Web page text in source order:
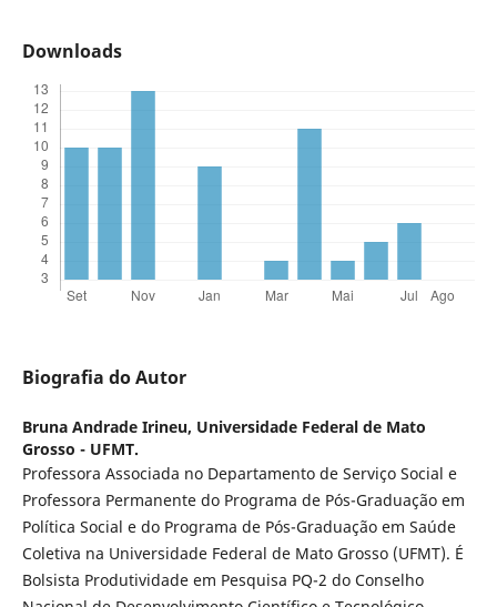
Downloads
Biografia do Autor
Bruna Andrade Irineu, Universidade Federal de Mato
Grosso - UFMT.
Professora Associada no Departamento de Serviço Social e
Professora Permanente do Programa de Pós-Graduação em
Política Social e do Programa de Pós-Graduação em Saúde
Coletiva na Universidade Federal de Mato Grosso (UFMT). É
Bolsista Produtividade em Pesquisa PQ-2 do Conselho